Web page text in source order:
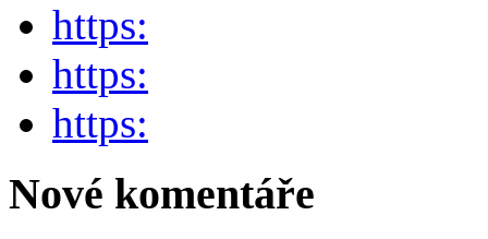
https:
https:
https:
Nové komentáře